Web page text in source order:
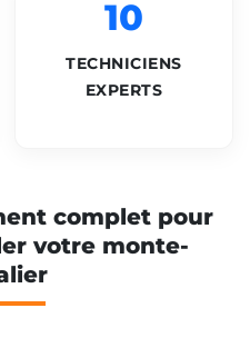
10
TECHNICIENS
EXPERTS
complet pour
votre monte-